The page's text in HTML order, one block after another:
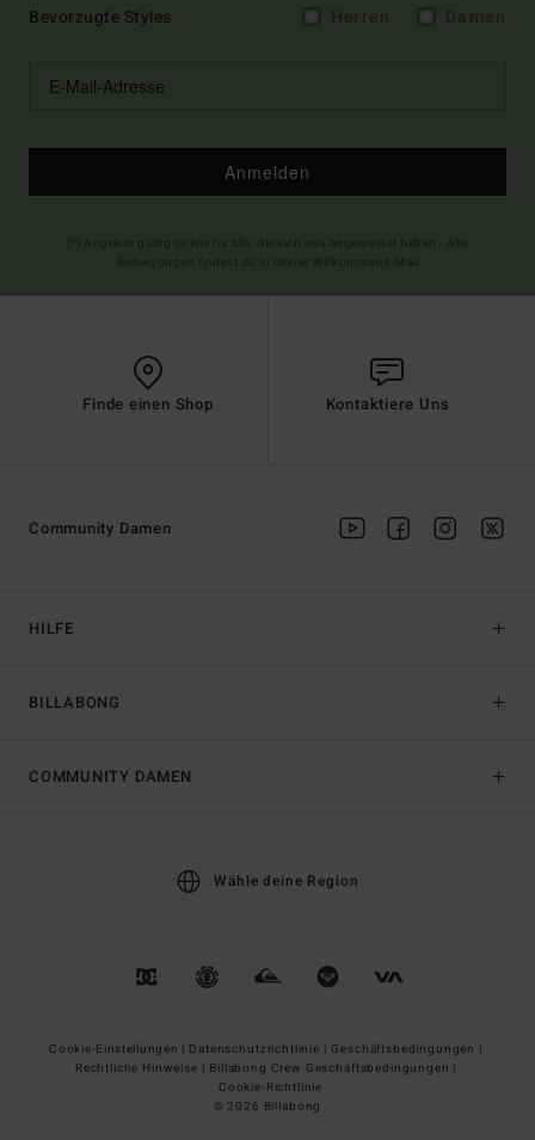
Bevorzugte Styles
Anmelden
Finde einen Shop Kontaktiere Uns
HILFE
BILLABONG
Community Damen
COMMUNITY DAMEN
Wähle deine Region
Cookie-Einstellungen | Datenschutzrichtlinie | Geschäftsbedingungen |
Rechtliche Hinweise | Billabong Crew Geschäftsbedingungen |
Cookie-Richtlinie
© 2026 Billabong